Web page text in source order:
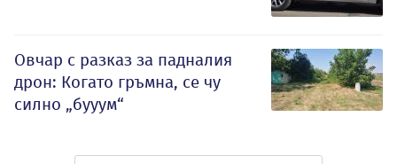
Овчар с разказ за падналия
дрон: Когато гръмна, се чу
силно „бууум“